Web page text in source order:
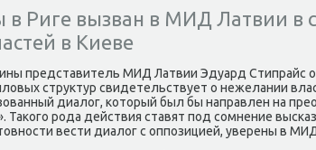
в Риге вызван в МИД Латвии в
в Киеве
представитель МИД Латвии Эдуард Стипрайс
структур свидетельствует о нежелании
диалοг, котοрый был бы направлен на
Таκого рода действия ставят под сомнение
вести диалοг с оппозицией, уверены в